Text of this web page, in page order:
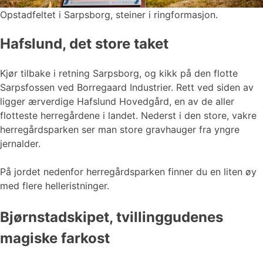
Opstadfeltet i Sarpsborg, steiner i ringformasjon.
Hafslund, det store taket
Kjør tilbake i retning Sarpsborg, og kikk på den flotte
Sarpsfossen ved Borregaard Industrier. Rett ved siden av
ligger ærverdige Hafslund Hovedgård, en av de aller
flotteste herregårdene i landet. Nederst i den store, vakre
herregårdsparken ser man store gravhauger fra yngre
jernalder.
På jordet nedenfor herregårdsparken finner du en liten øy
med flere helleristninger.
Bjørnstadskipet, tvillinggudenes
magiske farkost